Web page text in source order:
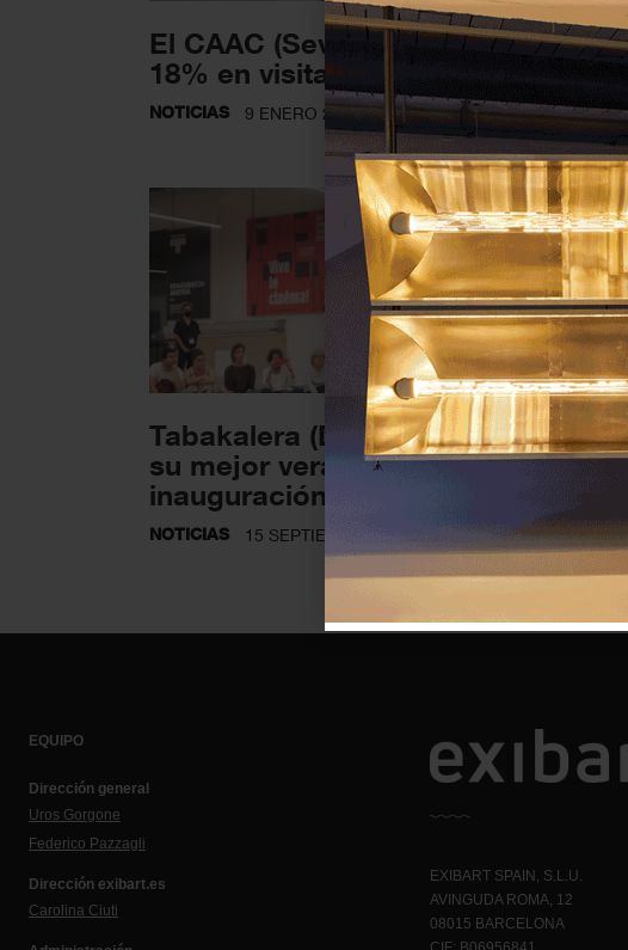
El CAAC (Sevilla) aumenta un
18% en visitas en 2022
NOTICIAS 9 ENERO 2023
Tabakalera (Donostia) goza de
su mejor verano desde su
inauguración
NOTICIAS 15 SEPTIEMBRE 2022
EQUIPO
Dirección general
Uros Gorgone
Federico Pazzagli
Dirección exibart.es
Carolina Ciuti
EXIBART SPAIN, S.L.U.
AVINGUDA ROMA, 12
08015 BARCELONA